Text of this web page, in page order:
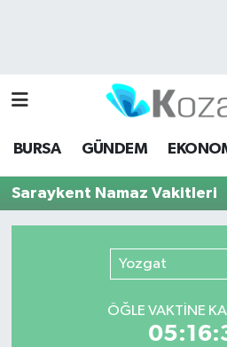
BURSA GÜNDEM
Saraykent Namaz Vakitleri
Yozgat
ÖĞLE VAKTİNE
Bursa Hava Durumu
Bursa Namaz Vakitleri
Bursa Trafik Yoğunluk
Süper Lig Puan Durumu
Son Dakika Haberleri